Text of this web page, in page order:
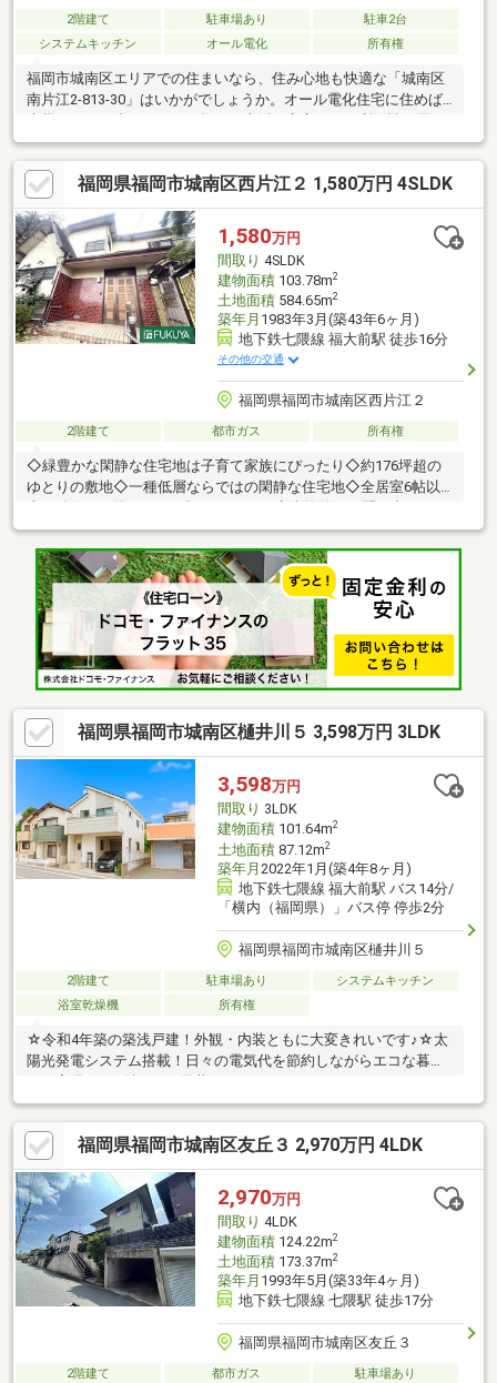
2階建て 駐車場あり
駐車2台
システムキッチン
オール電化 所有権
福岡市城南区エリアでの住まいなら、住み心地も快適な「城南区
南片江2‐813‐30」はいかがでしょうか。オール電化住宅に住めば
れ、家族で暮らすにもピッタリな4LDKです。家族が多い方には、
2台の駐車が可能なので、便利です。実りある充実した生活が出来
るお住まいを探すなら、当社にお任せください。住まいが変われ
ば、人生が変わります。ぜひご検討ください(^_^)
福岡県福岡市城南区西片江２ 1,580万円 4SLDK
1,580万円
間取り 4SLDK
建物面積103.78m2
土地面積584.65m2
築年月 1983年3月(築43年6ヶ月)
地下鉄七隈線 福大前駅 徒歩16分
その他の交通
福岡県福岡市城南区西片江２
2階建て 都市ガス 所有権
◇緑豊かな閑静な住宅地は子育て家族にぴったり◇約176坪超の
ゆとりの敷地◇一種低層ならではの閑静な住宅地◇全居室6帖以
は、ＦＵＫＵＹＡ早良店までお願い致します◆ＦＵＫＵＹＡ早良
店は、地下鉄七隈線「賀茂」駅まで徒歩５分の位置にあり、駐車
場17台確保して皆様をお迎えする準備をしております。お電話、
メール、ご来店随時受付中です。お気軽に問い合わせください。
※駐車台数は車種による※Sは納戸です
福岡県福岡市城南区樋井川５ 3,598万円 3LDK
3,598万円
間取り 3LDK
建物面積101.64m2
土地面積87.12m2
築年月 2022年1月(築4年8ヶ月)
地下鉄七隈線 福大前駅 バス14分/
「横内（福岡県）」バス停 停歩2分
福岡県福岡市城南区樋井川５
2階建て 駐車場あり
システムキッチン
浴室乾燥機
所有権
☆令和4年築の築浅戸建！外観・内装ともに大変きれいです♪☆太
陽光発電システム搭載！日々の電気代を節約しながらエコな暮ら
シャレな印象に♪☆駐車スペース確保！通勤やお出かけにも便利
♪☆バス停まで徒歩約2分で天神・博多方面へのアクセスも良好で
す♪
福岡県福岡市城南区友丘３ 2,970万円 4LDK
2,970万円
間取り 4LDK
建物面積124.22m2
土地面積173.37m2
築年月 1993年5月(築33年4ヶ月)
地下鉄七隈線 七隈駅 徒歩17分
福岡県福岡市城南区友丘３
2階建て 都市ガス
駐車場あり